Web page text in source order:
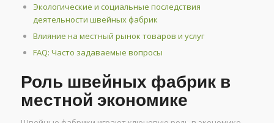
Экологические и социальные последствия
деятельности швейных фабрик
Влияние на местный рынок товаров и услуг
FAQ: Часто задаваемые вопросы
Роль швейных фабрик в
местной экономике